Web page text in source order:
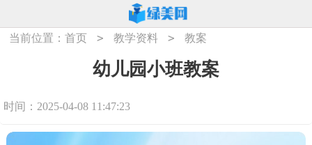
当前位置：首页 > 教学资料 > 教案
幼儿园小班教案
时间：2025-04-08 11:47:23